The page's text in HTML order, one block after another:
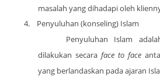
masalah yang dihadapi oleh
4.
Penyuluhan (konseling) Islam
Penyuluhan Islam
dilakukan secara face to face
yang berlandaskan pada ajaran